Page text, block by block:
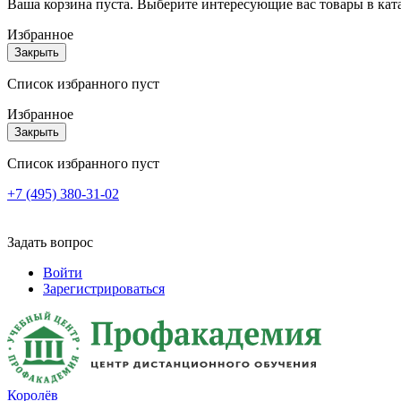
Ваша корзина пуста. Выберите интересующие вас товары в
Избранное
Закрыть
Список избранного пуст
Избранное
Закрыть
Список избранного пуст
+7 (495) 380-31-02
Задать вопрос
Войти
Зарегистрироваться
Королёв